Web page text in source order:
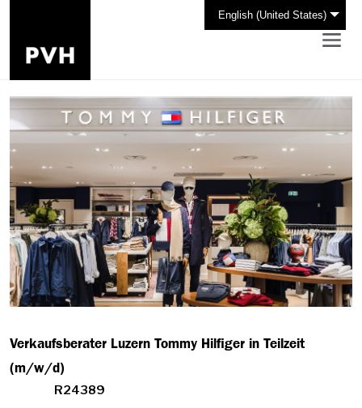
English (United States)
Verkaufsberater Luzern Tommy Hilfiger in Teilzeit
(m/w/d)
R24389